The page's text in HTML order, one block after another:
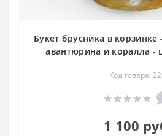
Букет брусника в
авантюрина и коралла -
Код товара:
1 100